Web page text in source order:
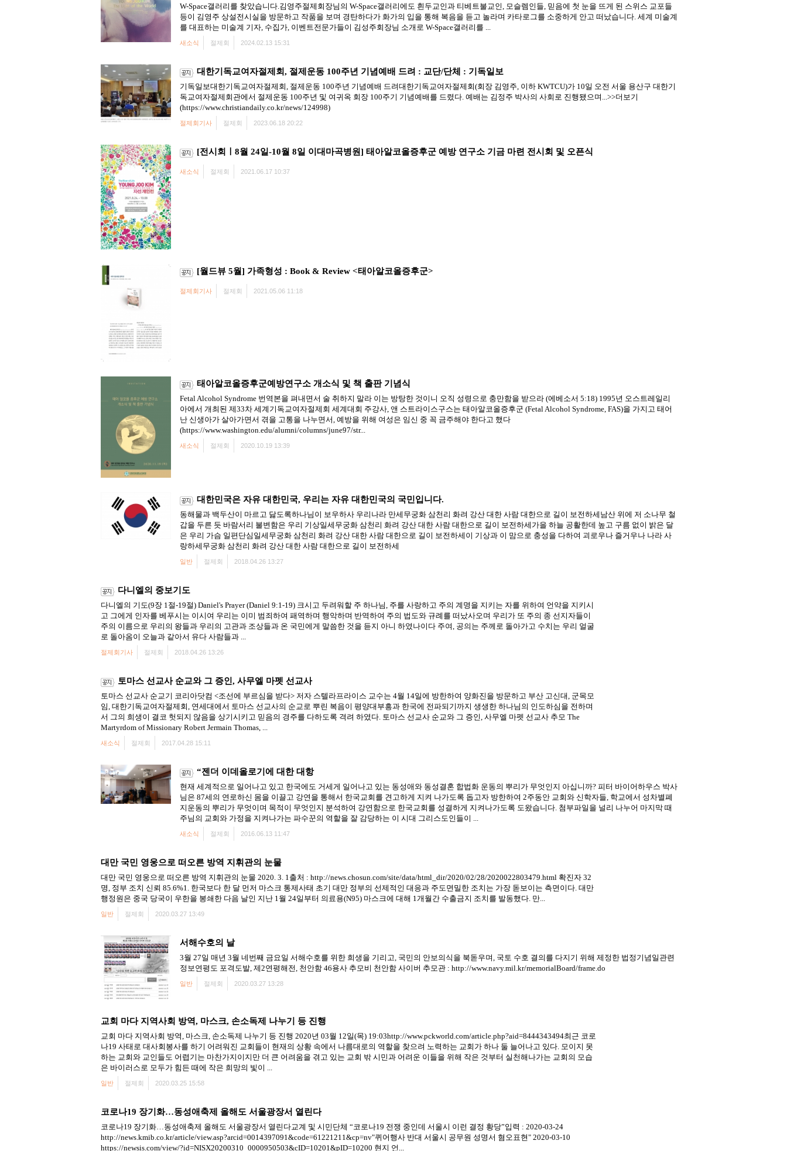
W-Space갤러리를 찾았습니다.김영주절제회장님의 W-Space갤러리에도 흰두교인과 티베트불교인, 모슬렘인들, 믿음에 첫 눈을 뜨게 된 스위스 교포들
등이 김영주 상설전시실을 방문하고 작품을 보며 경탄하다가 화가의 입을 통해 복음을 듣고 놀라며 카타로그를 소중하게 안고 떠났습니다. 세계 미술계
를 대표하는 미술계 기자, 수집가, 이벤트전문가들이 김성주회장님 소개로 W-Space갤러리를 ...
새소식 절제회 2024.02.13 15:31
대한기독교여자절제회, 절제운동 100주년 기념예배 드려 : 교단/단체 : 기독일보
기독일보대한기독교여자절제회, 절제운동 100주년 기념예배 드려대한기독교여자절제회(회장 김영주, 이하 KWTCU)가 10일 오전 서울 용산구 대한기
독교여자절제회관에서 절제운동 100주년 및 여귀옥 회장 100주기 기념예배를 드렸다. 예배는 김정주 박사의 사회로 진행됐으며...>>더보기
(https://www.christiandaily.co.kr/news/124998)
절제회기사 절제회 2023.06.18 20:22
[전시회ㅣ8월 24일-10월 8일 이대마곡병원] 태아알코올증후군 예방 연구소 기금 마련 전시회 및 오픈식
새소식 절제회 2021.06.17 10:37
[월드뷰 5월] 가족형성 : Book & Review <태아알코올증후군>
절제회기사 절제회 2021.05.06 11:18
태아알코올증후군예방연구소 개소식 및 책 출판 기념식
Fetal Alcohol Syndrome 번역본을 펴내면서 술 취하지 말라 이는 방탕한 것이니 오직 성령으로 충만함을 받으라 (에베소서 5:18) 1995년 오스트레일리
아에서 개최된 제33차 세계기독교여자절제회 세계대회 주강사, 앤 스트라이스구스는 태아알코올증후군 (Fetal Alcohol Syndrome, FAS)을 가지고 태어
난 신생아가 살아가면서 겪을 고통을 나누면서, 예방을 위해 여성은 임신 중 꼭 금주해야 한다고 했다
(https://www.washington.edu/alumni/columns/june97/str...
새소식 절제회 2020.10.19 13:39
대한민국은 자유 대한민국, 우리는 자유 대한민국의 국민입니다.
동해물과 백두산이 마르고 닳도록하나님이 보우하사 우리나라 만세무궁화 삼천리 화려 강산 대한 사람 대한으로 길이 보전하세남산 위에 저 소나무 철
갑을 두른 듯 바람서리 불변함은 우리 기상일세무궁화 삼천리 화려 강산 대한 사람 대한으로 길이 보전하세가을 하늘 공활한데 높고 구름 없이 밝은 달
은 우리 가슴 일편단심일세무궁화 삼천리 화려 강산 대한 사람 대한으로 길이 보전하세이 기상과 이 맘으로 충성을 다하여 괴로우나 즐거우나 나라 사
랑하세무궁화 삼천리 화려 강산 대한 사람 대한으로 길이 보전하세
일반 절제회 2018.04.26 13:27
다니엘의 중보기도
다니엘의 기도(9장 1절-19절) Daniel's Prayer (Daniel 9:1-19) 크시고 두려워할 주 하나님, 주를 사랑하고 주의 계명을 지키는 자를 위하여 언약을 지키시
고 그에게 인자를 베푸시는 이시여 우리는 이미 범죄하여 패역하며 행악하며 반역하여 주의 법도와 규례를 떠났사오며 우리가 또 주의 종 선지자들이
주의 이름으로 우리의 왕들과 우리의 고관과 조상들과 온 국민에게 말씀한 것을 듣지 아니 하였나이다 주여, 공의는 주께로 돌아가고 수치는 우리 얼굴
로 돌아옴이 오늘과 같아서 유다 사람들과 ...
절제회기사 절제회 2018.04.26 13:26
토마스 선교사 순교와 그 증인, 사무엘 마펫 선교사
토마스 선교사 순교기 코리아닷컴 <조선에 부르심을 받다> 저자 스텔라프라이스 교수는 4월 14일에 방한하여 양화진을 방문하고 부산 고신대, 군목모
임, 대한기독교여자절제회, 연세대에서 토마스 선교사의 순교로 뿌린 복음이 평양대부흥과 한국에 전파되기까지 생생한 하나님의 인도하심을 전하며
서 그의 희생이 결코 헛되지 않음을 상기시키고 믿음의 경주를 다하도록 격려 하였다. 토마스 선교사 순교와 그 증인, 사무엘 마펫 선교사 추모 The
Martyrdom of Missionary Robert Jermain Thomas, ...
새소식 절제회 2017.04.28 15:11
“젠더 이데올로기에 대한 대항
현재 세계적으로 일어나고 있고 한국에도 거세게 일어나고 있는 동성애와 동성결혼 합법화 운동의 뿌리가 무엇인지 아십니까? 피터 바이어하우스 박사
님은 87세의 연로하신 몸을 이끌고 강연을 통해서 한국교회를 견고하게 지켜 나가도록 돕고자 방한하여 2주동안 교회와 신학자들, 학교에서 성차별폐
지운동의 뿌리가 무엇이며 목적이 무엇인지 분석하여 강연함으로 한국교회를 성결하게 지켜나가도록 도왔습니다. 첨부파일을 널리 나누어 마지막 때
주님의 교회와 가정을 지켜나가는 파수꾼의 역할을 잘 감당하는 이 시대 그리스도인들이 ...
새소식 절제회 2016.06.13 11:47
대만 국민 영웅으로 떠오른 방역 지휘관의 눈물
대만 국민 영웅으로 떠오른 방역 지휘관의 눈물 2020. 3. 1출처 : http://news.chosun.com/site/data/html_dir/2020/02/28/2020022803479.html 확진자 32
명, 정부 조치 신뢰 85.6%1. 한국보다 한 달 먼저 마스크 통제사태 초기 대만 정부의 선제적인 대응과 주도면밀한 조치는 가장 돋보이는 측면이다. 대만
행정원은 중국 당국이 우한을 봉쇄한 다음 날인 지난 1월 24일부터 의료용(N95) 마스크에 대해 1개월간 수출금지 조치를 발동했다. 만...
일반 절제회 2020.03.27 13:49
서해수호의 날
3월 27일 매년 3월 네번째 금요일 서해수호를 위한 희생을 기리고, 국민의 안보의식을 북돋우며, 국토 수호 결의를 다지기 위해 제정한 법정기념일관련
정보연평도 포격도발, 제2연평해전, 천안함 46용사 추모비 천안함 사이버 추모관 : http://www.navy.mil.kr/memorialBoard/frame.do
일반 절제회 2020.03.27 13:28
교회 마다 지역사회 방역, 마스크, 손소독제 나누기 등 진행
교회 마다 지역사회 방역, 마스크, 손소독제 나누기 등 진행 2020년 03월 12일(목) 19:03http://www.pckworld.com/article.php?aid=8444343494최근 코로
나19 사태로 대사회봉사를 하기 어려워진 교회들이 현재의 상황 속에서 나름대로의 역할을 찾으려 노력하는 교회가 하나 둘 늘어나고 있다. 모이지 못
하는 교회와 교인들도 어렵기는 마찬가지이지만 더 큰 어려움을 겪고 있는 교회 밖 시민과 어려운 이들을 위해 작은 것부터 실천해나가는 교회의 모습
은 바이러스로 모두가 힘든 때에 작은 희망의 빛이 ...
일반 절제회 2020.03.25 15:58
코로나19 장기화…동성애축제 올해도 서울광장서 열린다
코로나19 장기화…동성애축제 올해도 서울광장서 열린다교계 및 시민단체 “코로나19 전쟁 중인데 서울시 이런 결정 황당”입력 : 2020-03-24
http://news.kmib.co.kr/article/view.asp?arcid=0014397091&code=61221211&cp=nv"퀴어행사 반대 서울시 공무원 성명서 혐오표현" 2020-03-10
https://newsis.com/view/?id=NISX20200310_0000950503&cID=10201&pID=10200 현지 언...